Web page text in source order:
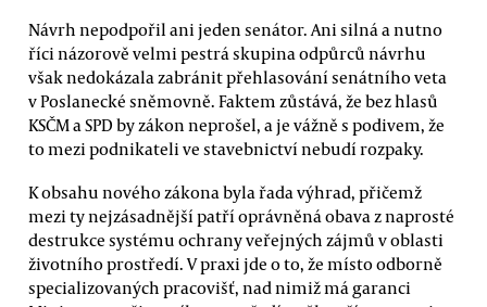
Návrh nepodpořil ani jeden senátor. Ani silná a nutno
říci názorově velmi pestrá skupina odpůrců návrhu
však nedokázala zabránit přehlasování senátního veta
v Poslanecké sněmovně. Faktem zůstává, že bez hlasů
KSČM a SPD by zákon neprošel, a je vážně s podivem, že
to mezi podnikateli ve stavebnictví nebudí rozpaky.
K obsahu nového zákona byla řada výhrad, přičemž
mezi ty nejzásadnější patří oprávněná obava z naprosté
destrukce systému ochrany veřejných zájmů v oblasti
životního prostředí. V praxi jde o to, že místo odborně
specializovaných pracovišť, nad nimiž má garanci